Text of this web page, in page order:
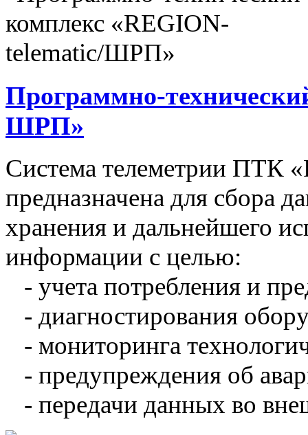
Программно-
ШРП»
Система телеметрии ПТК
предназначена для сбора
хранения и дальнейшего
информации с целью:
- учета потребления и
- диагностирования
- мониторинга
- предупреждения об
- передачи данных во